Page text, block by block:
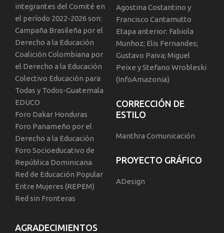
integrantes del Comité en
el período 2022-2026 son:
Campaña Brasileña por el
Derecho a la Educación
Coalición Colombiana por
el Derecho a la Educación
Colectivo Educación para
Todas y Todos-Guatemala
EDUCO
Foro Dakar Honduras
Foro Panameño por el
Derecho a la Educación
Foro Socioeducativo de
República Dominicana
Red de Educación Popular
Entre Mujeres (REPEM)
Red sin Fronteras
Agostina Costantino y
Francisco Cantamutto
Etapa anterior: Fabiola
Munhoz; Elis Fernandes;
Gustavo Paiva; Miguel
Peixe y Stefano Wrobleski
(InfoAmazonia)
CORRECCIÓN DE
ESTILO
Manthra Comunicación
PROYECTO GRÁFICO
ADesign
AGRADECIMIENTOS